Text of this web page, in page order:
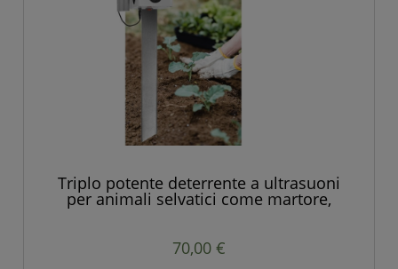
Triplo potente deterrente a ultrasuoni
per animali selvatici come martore,
70,00 €